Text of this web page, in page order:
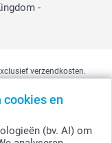
cookies en
(bv. AI) om
-
verzendkosten.